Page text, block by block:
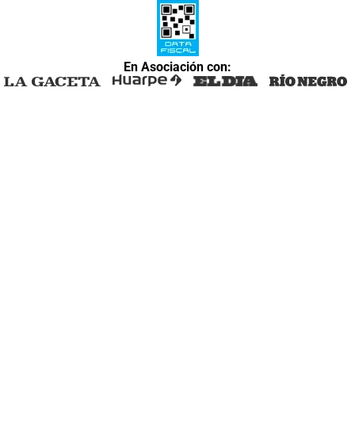
En Asociación con: